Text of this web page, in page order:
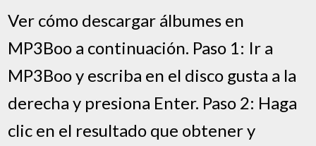
Ver cómo descargar álbumes en
MP3Boo a continuación. Paso 1: Ir a
MP3Boo y escriba en el disco gusta a la
derecha y presiona Enter. Paso 2: Haga
clic en el resultado que obtener y